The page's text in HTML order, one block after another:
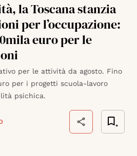
la Toscana stanzia
per l’occupazione:
euro per le
per le attività da agosto. Fino
per i progetti scuola-lavoro
psichica.